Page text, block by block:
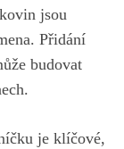
jsou
Přidání
budovat​
je klíčové,